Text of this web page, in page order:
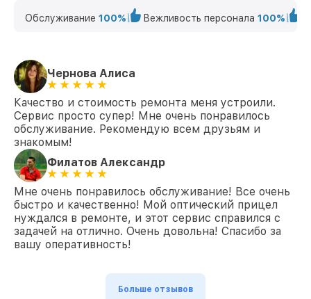
Обслуживание 100% Вежливость персонала 100%
Чернова Алиса
Качество и стоимость ремонта меня устроили.
Сервис просто супер! Мне очень понравилось
обслуживание. Рекомендую всем друзьям и
знакомым!
Филатов Александр
Мне очень понравилось обслуживание! Все очень
быстро и качественно! Мой оптический прицел
нуждался в ремонте, и этот сервис справился с
задачей на отлично. Очень довольна! Спасибо за
вашу оперативность!
Больше отзывов